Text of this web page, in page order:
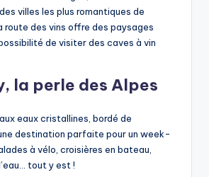
villes les plus romantiques de
route des vins offre des paysages
de visiter des caves à vin
la perle des Alpes
eaux cristallines, bordé de
destination parfaite pour un week-
à vélo, croisières en bateau,
tout y est !